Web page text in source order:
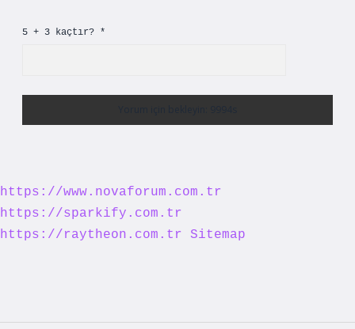
5 + 3 kaçtır? *
https://www.novaforum.com.tr
https://sparkify.com.tr
https://raytheon.com.tr
Sitemap